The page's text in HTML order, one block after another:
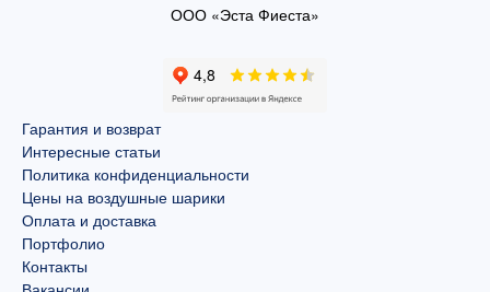
ООО «Эста Фиеста»
Гарантия и возврат
Интересные статьи
Политика конфиденциальности
Цены на воздушные шарики
Оплата и доставка
Портфолио
Контакты